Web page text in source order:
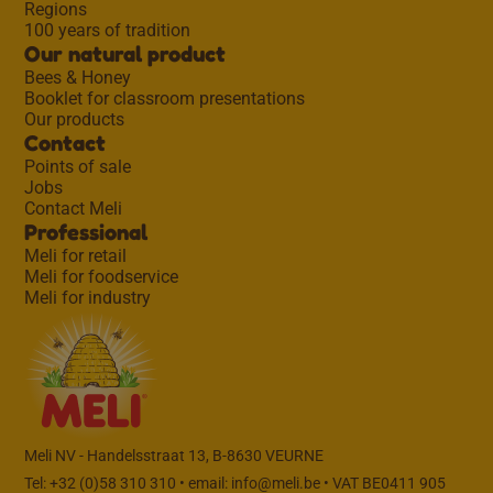
Regions
100 years of tradition
Our natural product
Bees & Honey
Booklet for classroom presentations
Our products
Contact
Points of sale
Jobs
Contact Meli
Professional
Meli for retail
Meli for foodservice
Meli for industry
Meli NV - Handelsstraat 13, B-8630 VEURNE
Tel: +32 (0)58 310 310 • email: info@meli.be• VAT BE0411 905